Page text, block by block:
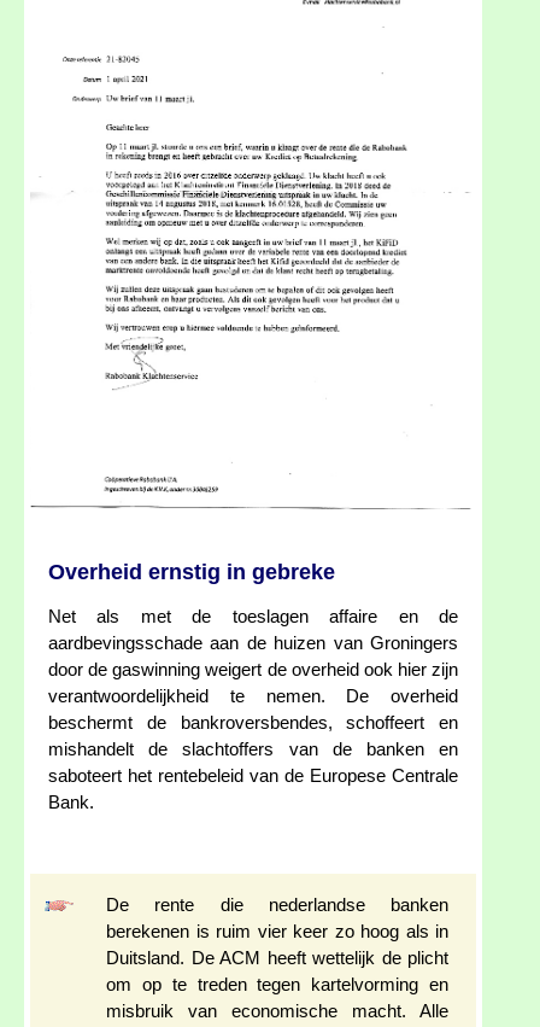
Overheid ernstig in gebreke
Net als met de toeslagen affaire en de
aardbevingsschade aan de huizen van Groningers
door de gaswinning weigert de overheid ook hier zijn
verantwoordelijkheid te nemen. De overheid
beschermt de bankroversbendes, schoffeert en
mishandelt de slachtoffers van de banken en
saboteert het rentebeleid van de Europese Centrale
Bank.
De rente die nederlandse banken
berekenen is ruim vier keer zo hoog als in
Duitsland. De ACM heeft wettelijk de plicht
om op te treden tegen kartelvorming en
misbruik van economische macht. Alle